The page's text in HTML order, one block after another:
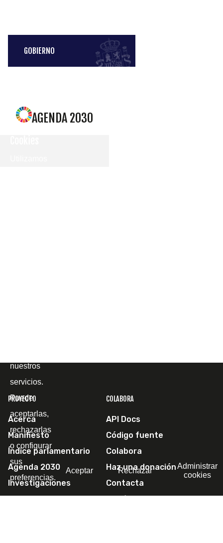
GOBIERNO
AGENDA 2030
PROYECTO
Acerca
Manifiesto
Índice parlamentario
Agenda 2030
Investigaciones
COLABORA
API Docs
Código fuente
Colabora
Haz una donación
Contacta
Escríbenos
nuestros
servicios.
Puede
aceptarlas,
rechazarlas
o configurar
sus
preferencias.
Aceptar Rechazar
Administrar
cookies